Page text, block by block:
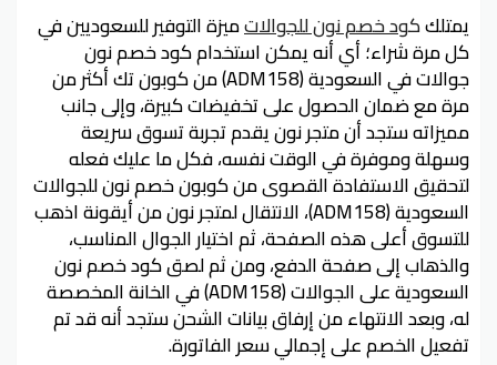
يمتلككود خصم نون للجوالاتميزة التوفير للسعوديين في
كل مرة شراء؛ أي أنه يمكن استخدام كود خصم نون
جوالات في السعودية (ADM158) من كوبون تك أكثر من
مرة مع ضمان الحصول على تخفيضات كبيرة، وإلى جانب
مميزاته ستجد أن متجر نون يقدم تجربة تسوق سريعة
وسهلة وموفرة في الوقت نفسه، فكل ما عليك فعله
لتحقيق الاستفادة القصوى من كوبون خصم نون للجوالات
السعودية (ADM158)، الانتقال لمتجر نون من أيقونة اذهب
للتسوق أعلى هذه الصفحة، ثم اختيار الجوال المناسب،
والذهاب إلى صفحة الدفع، ومن ثم لصق كود خصم نون
السعودية على الجوالات (ADM158) في الخانة المخصصة
له، وبعد الانتهاء من إرفاق بيانات الشحن ستجد أنه قد تم
تفعيل الخصم على إجمالي سعر الفاتورة.